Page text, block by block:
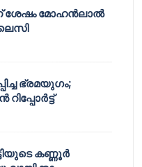
ശേഷം മോഹൻലാൽ
ഭ്രമയുഗം;
കണ്ണൂർ